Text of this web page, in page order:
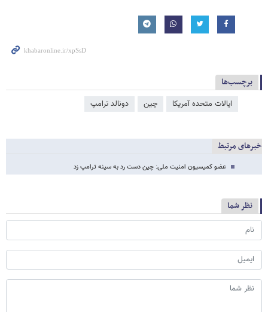
برچسب‌ها
ایالات متحده آمریکا چین دونالد ترامپ
خبرهای مرتبط
عضو کمیسیون امنیت ملی: چین دست رد به سینه ترامپ زد
نظر شما